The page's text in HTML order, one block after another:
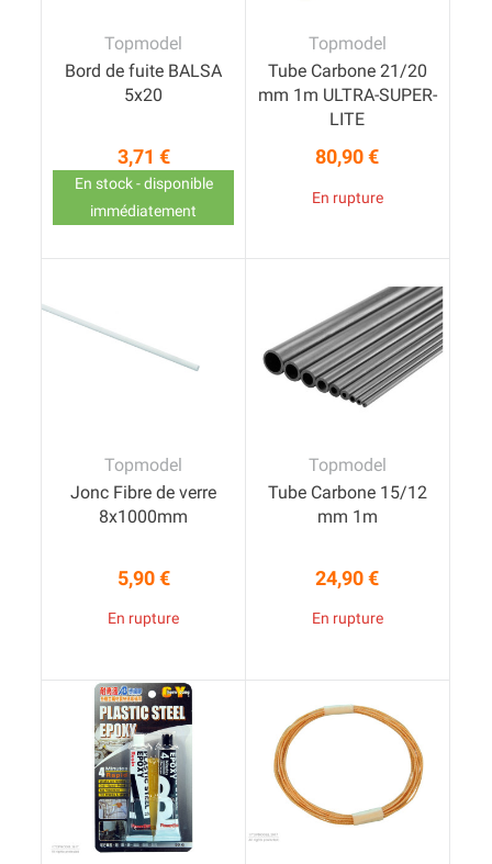
Topmodel
Bord de fuite BALSA
5x20
Prix
3,71 €
En stock - disponible
immédiatement
Topmodel
Tube Carbone 21/20
mm 1m ULTRA-SUPER-
LITE
Prix
80,90 €
En rupture
Topmodel
Jonc Fibre de verre
8x1000mm
Prix
5,90 €
En rupture
Topmodel
Tube Carbone 15/12
mm 1m
Prix
24,90 €
En rupture